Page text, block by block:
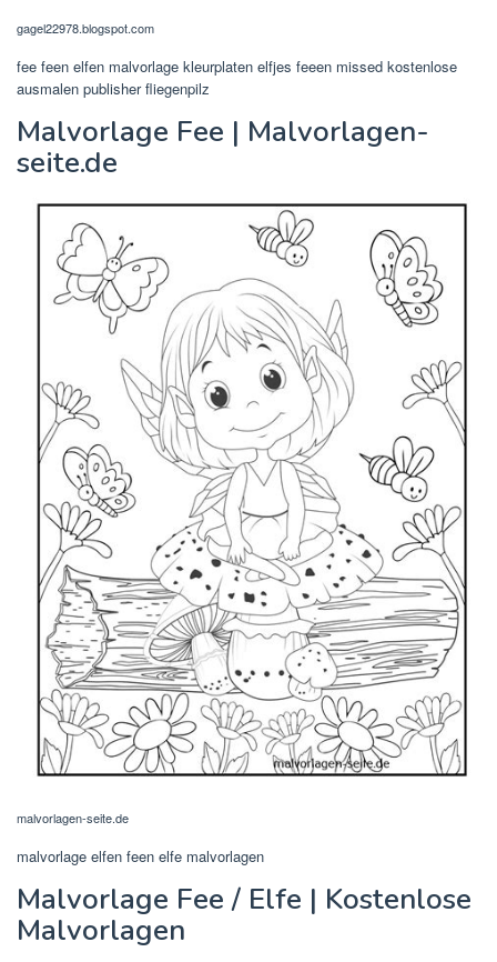
gagel22978.blogspot.com
fee feen elfen malvorlage kleurplaten elfjes feeen missed kostenlose
ausmalen publisher fliegenpilz
Malvorlage Fee | Malvorlagen-
seite.de
malvorlagen-seite.de
malvorlage elfen feen elfe malvorlagen
Malvorlage Fee / Elfe | Kostenlose
Malvorlagen